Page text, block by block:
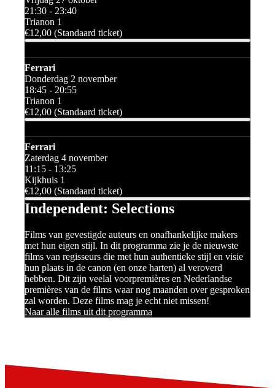
21:30 - 23:40
Trianon 1
€12,00 (Standaard ticket)
Ferrari
Donderdag 2 november
18:45 - 20:55
Trianon 1
€12,00 (Standaard ticket)
Ferrari
Zaterdag 4 november
11:15 - 13:25
Kijkhuis 1
€12,00 (Standaard ticket)
Independent: Selections
Films van gevestigde auteurs en onafhankelijke makers
met hun eigen stijl. In dit programma zie je de nieuwste
films van regisseurs die met hun authentieke stijl en visie
hun plaats in de canon (en onze harten) al veroverd
hebben. Dit zijn veelal voorpremières en Nederlandse
premières van de films waar nog maanden over gesproken
zal worden. Deze films mag je echt niet missen!
Naar alle films uit dit programma